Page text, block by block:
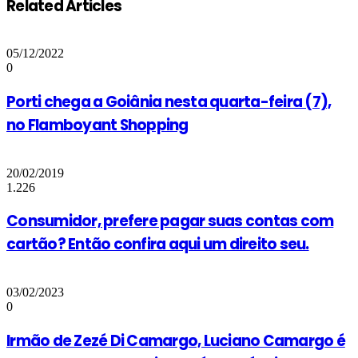
Related Articles
05/12/2022
0
Porti chega a Goiânia nesta quarta-feira (7),
no Flamboyant Shopping
20/02/2019
1.226
Consumidor, prefere pagar suas contas com
cartão? Então confira aqui um direito seu.
03/02/2023
0
Irmão de Zezé Di Camargo, Luciano Camargo é